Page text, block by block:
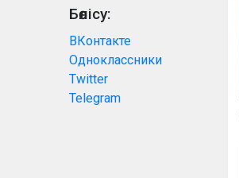
Бөлісу:
ВКонтакте
Одноклассники
Twitter
Telegram